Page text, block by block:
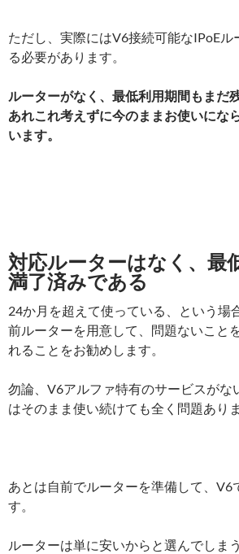
ただし、実際にはV6接続可能なIPoEル
る必要があります。
ルーターがなく、最低利用期間もまだ
あれこれ考えずに今のままお使いにな
います。
対応ルーターはなく、最
満了済みである
24か月を超えて使っている、という場
前ルーターを用意して、問題ないこと
れることをお勧めします。
勿論、V6アルファ特有のサービスがな
はそのまま使い続けても全く問題ありま
あとは自前でルーターを準備して、V6
す。
ルーターは単に安いからと選んでしま